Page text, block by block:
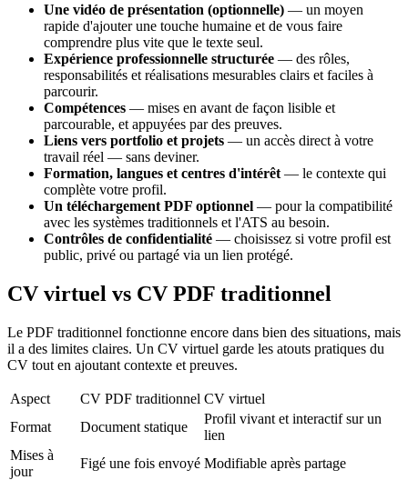
Une vidéo de présentation (optionnelle) — un moyen
rapide d'ajouter une touche humaine et de vous faire
comprendre plus vite que le texte seul.
Expérience professionnelle structurée — des rôles,
responsabilités et réalisations mesurables clairs et faciles à
parcourir.
Compétences — mises en avant de façon lisible et
parcourable, et appuyées par des preuves.
Liens vers portfolio et projets — un accès direct à votre
travail réel — sans deviner.
Formation, langues et centres d'intérêt — le contexte qui
complète votre profil.
Un téléchargement PDF optionnel — pour la compatibilité
avec les systèmes traditionnels et l'ATS au besoin.
Contrôles de confidentialité — choisissez si votre profil est
public, privé ou partagé via un lien protégé.
CV virtuel vs CV PDF traditionnel
Le PDF traditionnel fonctionne encore dans bien des situations, mais
il a des limites claires. Un CV virtuel garde les atouts pratiques du
CV tout en ajoutant contexte et preuves.
Aspect CV PDF traditionnel CV virtuel
Format
Document statique
Profil vivant et interactif sur un
lien
Mises à
jour
Figé une fois envoyé Modifiable après partage